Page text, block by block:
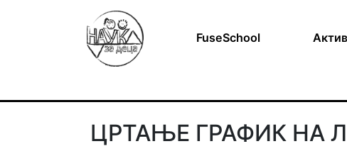
FuseSchool
ЦРТАЊЕ ГРАФИК НА